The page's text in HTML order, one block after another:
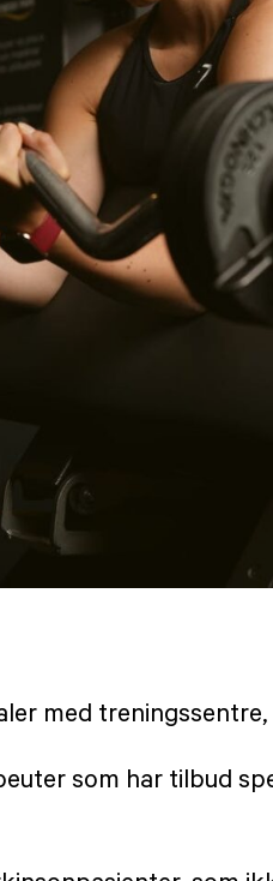
med
som har tilbud